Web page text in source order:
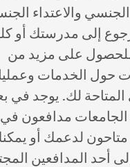
والاعتداء
إلى مدرستك أو
على مزيد من
حول الخدمات وعمليات
لك. يوجد في
مدافعون في
لدعمك أو يمكنك
أحد المدافعين